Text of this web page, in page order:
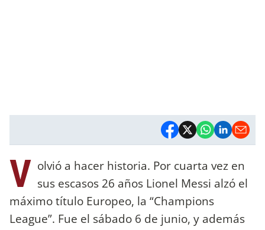
V olvió a hacer historia. Por cuarta vez en
sus escasos 26 años Lionel Messi alzó el
máximo título Europeo, la “Champions
League”. Fue el sábado 6 de junio, y además